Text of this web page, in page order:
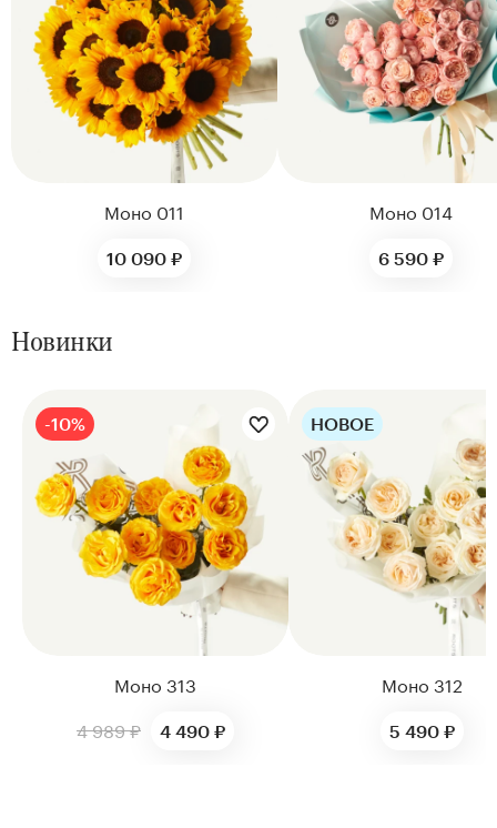
Моно 011
10 090 ₽
Моно 014
6 590 ₽
Новинки
-10%
Моно 313
4 989 ₽
4 490 ₽
Цветы букета:
НОВОЕ
Моно 312
5 490 ₽